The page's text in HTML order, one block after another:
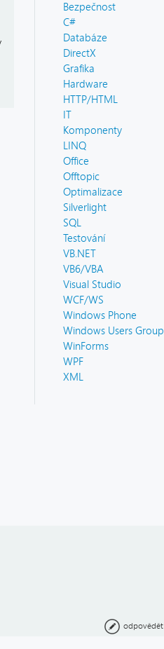
Bezpečnost
C#
Databáze
DirectX
Grafika
Hardware
HTTP/HTML
IT
Komponenty
LINQ
Office
Offtopic
Optimalizace
Silverlight
SQL
Testování
VB.NET
VB6/VBA
Visual Studio
WCF/WS
Windows Phone
Windows Users Group
WinForms
WPF
XML
odpovědět